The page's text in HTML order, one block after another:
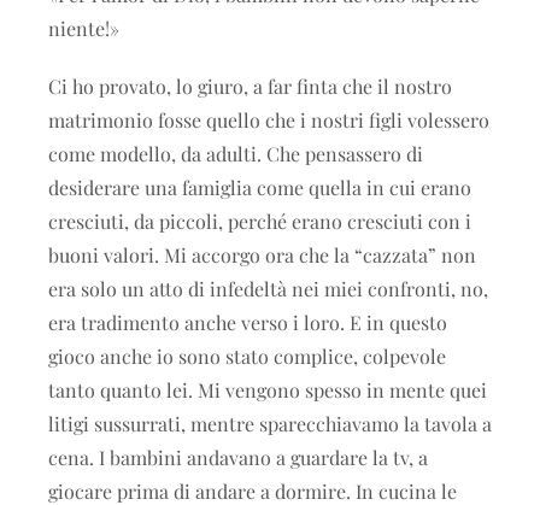
niente!»
Ci ho provato, lo giuro, a far finta che il nostro
matrimonio fosse quello che i nostri figli volessero
come modello, da adulti. Che pensassero di
desiderare una famiglia come quella in cui erano
cresciuti, da piccoli, perché erano cresciuti con i
buoni valori. Mi accorgo ora che la “cazzata” non
era solo un atto di infedeltà nei miei confronti, no,
era tradimento anche verso i loro. E in questo
gioco anche io sono stato complice, colpevole
tanto quanto lei. Mi vengono spesso in mente quei
litigi sussurrati, mentre sparecchiavamo la tavola a
cena. I bambini andavano a guardare la tv, a
giocare prima di andare a dormire. In cucina le